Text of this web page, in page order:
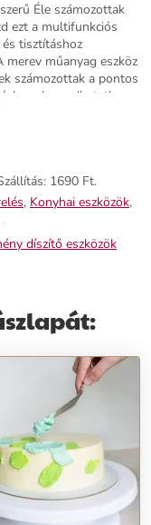
Éle számozottak
ezt a multifunkciós
tisztításhoz
merev műanyag eszköz
számozottak a pontos
elengedhetetlen
Éle számozott
1690 Ft.
, Konyhai eszközök,
díszítő eszközök